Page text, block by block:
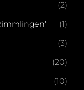
(2)
(1)
(3)
(20)
(10)